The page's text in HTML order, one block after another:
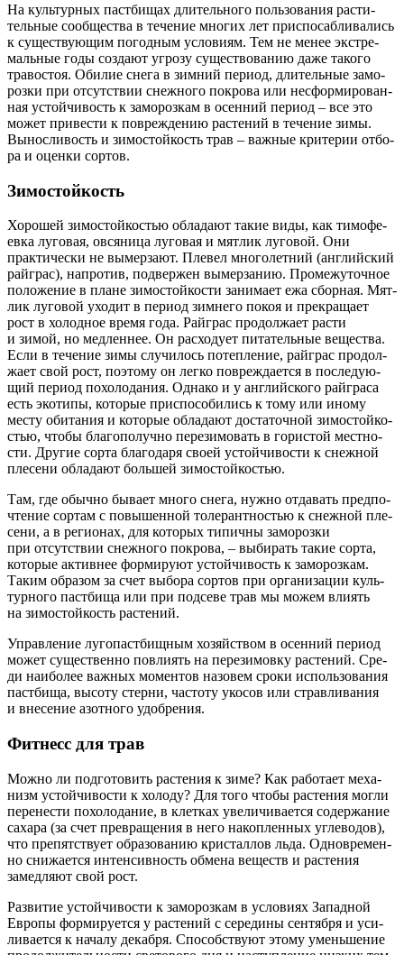
На куль­тур­ных паст­би­щах дли­тель­но­го поль­зо­ва­ния рас­ти­
тель­ные сообщест­ва в тече­ние мно­гих лет при­спо­саб­ли­ва­лись
к суще­ству­ю­щим погод­ным усло­ви­ям. Тем не менее экс­тре­
маль­ные годы созда­ют угро­зу суще­ство­ва­нию даже тако­го
тра­во­стоя. Оби­лие сне­га в зим­ний пери­од, дли­тель­ные замо­
роз­ки при отсут­ствии снеж­но­го покро­ва или нес­фор­ми­ро­ван­
ная устой­чи­вость к замо­роз­кам в осен­ний пери­од – все это
может при­ве­сти к повре­жде­нию рас­те­ний в тече­ние зимы.
Вынос­ли­вость и зимо­стой­кость трав – важ­ные кри­те­рии отбо­
ра и оцен­ки сортов.
Зимостойкость
Хоро­шей зимо­стой­ко­стью обла­да­ют такие виды, как тимо­фе­
ев­ка луго­вая, овся­ни­ца луго­вая и мят­лик луго­вой. Они
практичес­ки не вымер­за­ют. Пле­вел мно­го­лет­ний (англий­ский
рай­грас), напро­тив, под­вер­жен вымер­за­нию. Про­ме­жу­точ­ное
поло­же­ние в плане­ зимо­стой­ко­сти зани­ма­ет ежа сбор­ная. Мят­
лик луго­вой ухо­дит в пери­од зим­не­го покоя и пре­кра­ща­ет
рост в холод­ное вре­мя года. Рай­грас про­дол­жа­ет рас­ти
и зимой, но мед­лен­нее. Он рас­хо­ду­ет пита­тельные веще­ства.
Если в тече­ние зимы слу­чи­лось потеп­ле­ние, рай­грас про­дол­
жа­ет свой рост, поэто­му он лег­ко повре­жда­ет­ся в после­ду­ю­
щий пери­од похо­ло­да­ния. Однако­ и у англий­ско­го рай­гра­са
есть эко­ти­пы, кото­рые при­спо­со­би­лись к тому или ино­му
месту оби­та­ния и кото­рые обла­дают доста­точ­ной зимо­стой­ко­
стью, что­бы бла­го­по­луч­но пере­зи­мо­вать в гори­стой мест­но­
сти. Дру­гие сор­та бла­го­да­ря сво­ей устой­чи­во­сти к снеж­ной
пле­се­ни обла­да­ют боль­шей зимостойкостью.
Там, где обыч­но быва­ет мно­го сне­га, нуж­но отда­вать пред­по­
чте­ние сор­там с повы­шен­ной толе­рант­но­стью к снеж­ной пле­
се­ни, а в реги­о­нах, для кото­рых типич­ны замо­роз­ки
при отсут­ствии снеж­но­го покро­ва, – выби­рать такие сор­та,
кото­рые актив­нее фор­ми­ру­ют устой­чи­вость к замо­роз­кам.
Таким обра­зом за счет выбо­ра сор­тов при орга­ни­за­ции куль­
тур­но­го паст­би­ща или при под­се­ве трав мы можем вли­ять
на зимо­стойкость растений.
Управ­ле­ние луго­паст­бищ­ным хозяй­ством в осен­ний пери­од
может суще­ствен­но повли­ять на пере­зи­мов­ку рас­те­ний. Сре­
ди наи­бо­лее важ­ных момен­тов назо­вем сро­ки исполь­зо­ва­ния
паст­би­ща, высо­ту стер­ни, часто­ту уко­сов или страв­ли­ва­ния
и вне­се­ние азот­но­го удобрения.
Фитнесс для трав
Мож­но ли под­го­то­вить рас­те­ния к зиме? Как рабо­та­ет меха­
низм устой­чи­во­сти к холо­ду? Для того что­бы рас­те­ния мог­ли
пере­не­сти похо­ло­да­ние, в клет­ках уве­ли­чи­ва­ет­ся содер­жа­ние
саха­ра (за счет пре­вра­ще­ния в него накоп­лен­ных угле­во­дов),
что пре­пят­ству­ет обра­зо­ва­нию кри­стал­лов льда. Одно­вре­мен­
но сни­жа­ет­ся интен­сив­ность обме­на веществ и рас­те­ния
замед­ля­ют свой рост.
Раз­ви­тие устой­чи­во­сти к замо­роз­кам в усло­ви­ях Запад­ной
Евро­пы фор­ми­ру­ет­ся у рас­тений с сере­ди­ны сен­тяб­ря и уси­
ли­ва­ет­ся к нача­лу декаб­ря. Спо­соб­ству­ют это­му умень­ше­ние